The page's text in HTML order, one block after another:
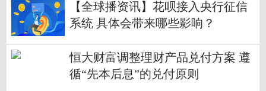
【全球播资讯】花呗接入央行征信
系统 具体会带来哪些影响？
恒大财富调整理财产品兑付方案 遵
循“先本后息”的兑付原则